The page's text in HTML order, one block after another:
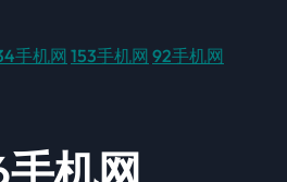
手机网 153手机网 92手机网
手机网